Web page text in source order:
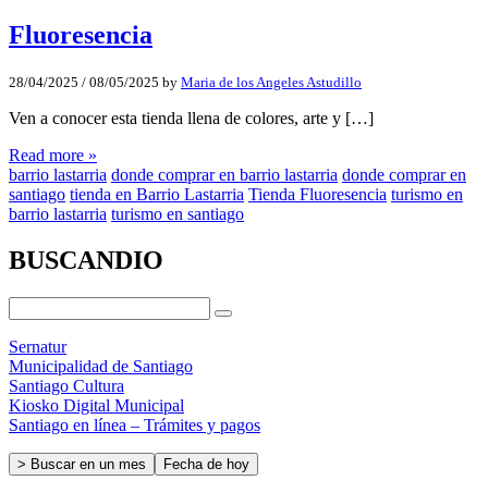
Fluoresencia
28/04/2025 / 08/05/2025 by Maria de los Angeles Astudillo
Ven a conocer esta tienda llena de colores, arte y […]
Read more »
barrio lastarria donde comprar en barrio lastarria donde comprar en
santiago tienda en Barrio Lastarria Tienda Fluoresencia turismo en
barrio lastarria turismo en santiago
BUSCANDIO
Sernatur
Municipalidad de Santiago
Santiago Cultura
Kiosko Digital Municipal
Santiago en línea – Trámites y pagos
> Buscar en un mes Fecha de hoy